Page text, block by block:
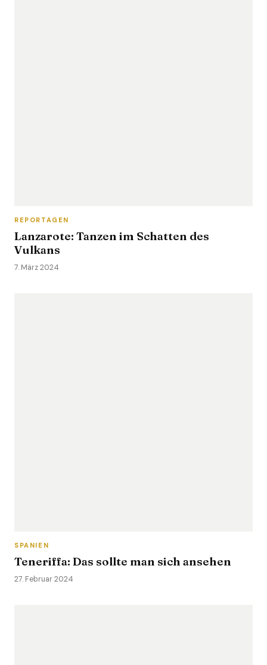
REPORTAGEN
Lanzarote: Tanzen im Schatten des
Vulkans
7. März 2024
SPANIEN
Teneriffa: Das sollte man sich ansehen
27. Februar 2024